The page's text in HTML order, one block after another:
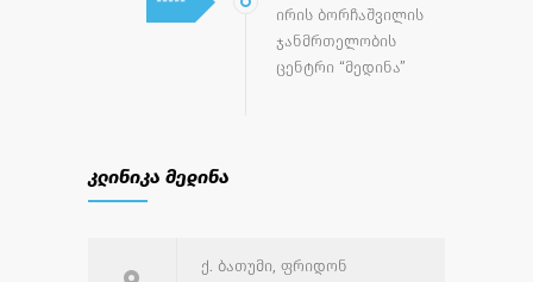
ირის ბორჩაშვილის
ჯანმრთელობის
ცენტრი “მედინა”
კლინიკა მედინა
ქ. ბათუმი, ფრიდონ